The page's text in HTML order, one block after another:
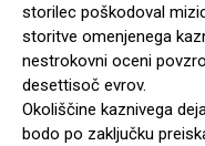
storilec poškodoval
storitve omenjenega
nestrokovni oceni
desettisoč evrov.
Okoliščine kaznivega
bodo po zaključku